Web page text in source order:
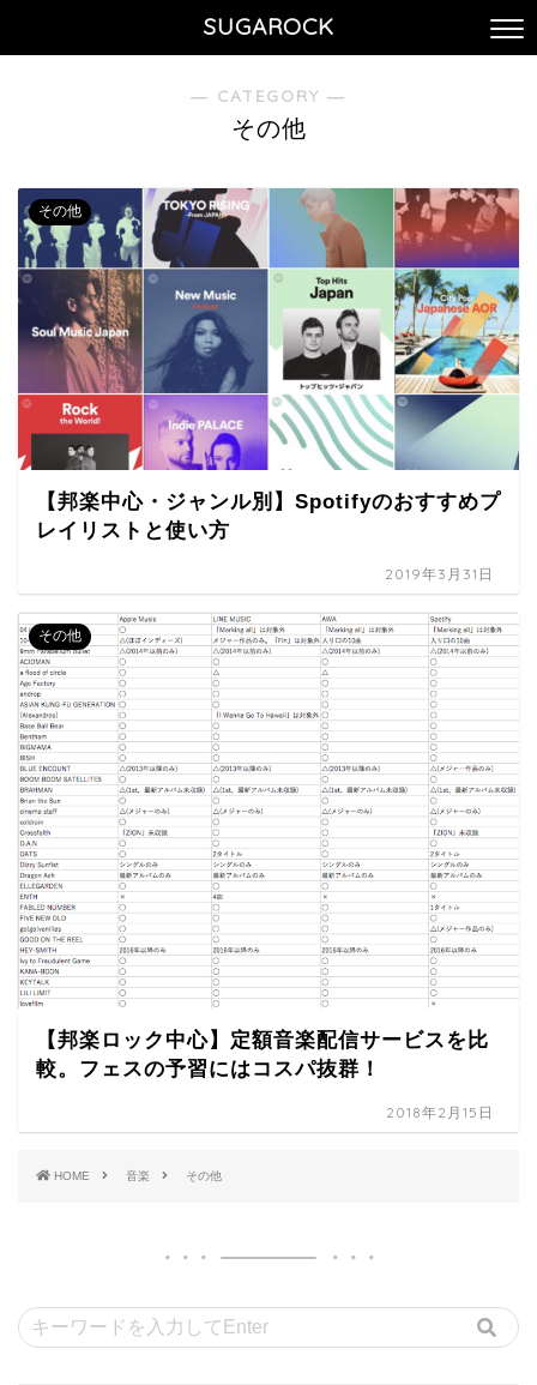
SUGAROCK
― CATEGORY ―
その他
その他
【邦楽中心・ジャンル別】Spotifyのおすすめプ
レイリストと使い方
2019年3月31日
その他
【邦楽ロック中心】定額音楽配信サービスを比
較。フェスの予習にはコスパ抜群！
2018年2月15日
HOME 音楽 その他